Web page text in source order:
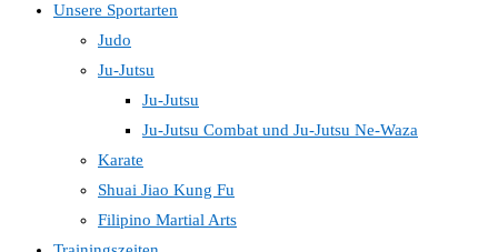
Unsere Sportarten
Judo
Ju-Jutsu
Ju-Jutsu
Ju-Jutsu Combat und Ju-Jutsu Ne-Waza
Karate
Shuai Jiao Kung Fu
Filipino Martial Arts